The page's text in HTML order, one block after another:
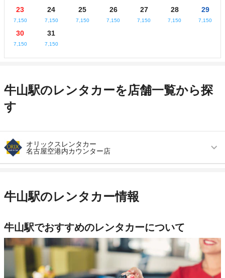
23
7,150
24
7,150
25
7,150
26
7,150
27
7,150
28
7,150
29
7,150
30
7,150
31
7,150
牛山駅のレンタカーを店舗一覧から探
す
オリックスレンタカー
名古屋空港内カウンター店
アクセス
名古屋空港(小牧空港)より徒歩で約1分（送迎な
し）
店舗詳細 店舗詳細ページはこちら
この店舗でレンタカーを探す
牛山駅のレンタカー情報
牛山駅でおすすめのレンタカーについて